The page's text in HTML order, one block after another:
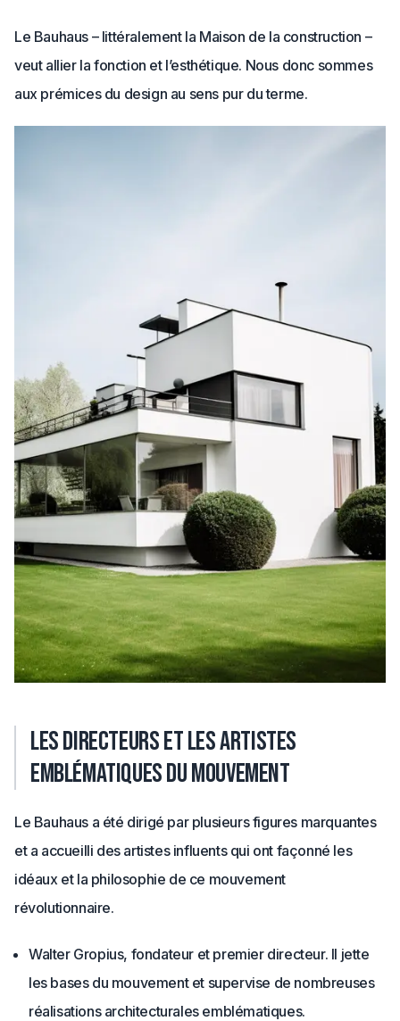
Le Bauhaus – littéralement la Maison de la construction –
veut allier la fonction et l’esthétique. Nous donc sommes
aux prémices du design au sens pur du terme.
Les directeurs et les artistes
emblématiques du mouvement
Le Bauhaus a été dirigé par plusieurs figures marquantes
et a accueilli des artistes influents qui ont façonné les
idéaux et la philosophie de ce mouvement
révolutionnaire.
Walter Gropius, fondateur et premier directeur. Il jette
les bases du mouvement et supervise de nombreuses
réalisations architecturales emblématiques.